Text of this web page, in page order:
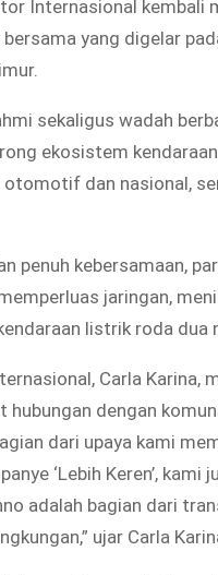
Internasional kembali
yang digelar
sekaligus wadah
ekosistem
otomotif dan nasional,
penuh kebersamaan,
jaringan,
listrik roda dua
Carla Karina,
dengan
dari upaya kami
‘Lebih Keren’, kami
adalah bagian dari
ujar Carla